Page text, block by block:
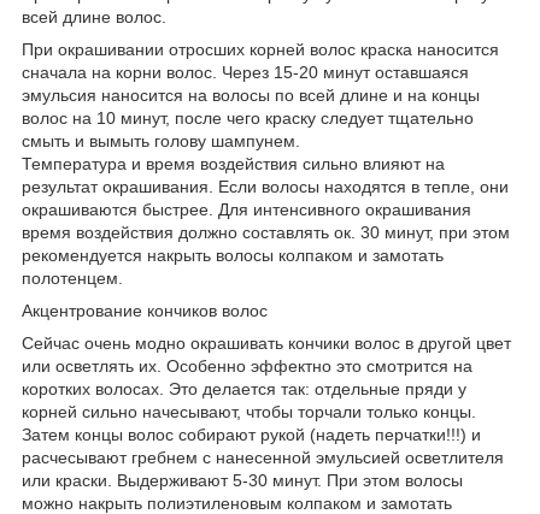
всей длине волос.
При окрашивании отросших корней волос краска наносится
сначала на корни волос. Через 15-20 минут оставшаяся
эмульсия наносится на волосы по всей длине и на концы
волос на 10 минут, после чего краску следует тщательно
смыть и вымыть голову шампунем.
Температура и время воздействия сильно влияют на
результат окрашивания. Если волосы находятся в тепле, они
окрашиваются быстрее. Для интенсивного окрашивания
время воздействия должно составлять ок. 30 минут, при этом
рекомендуется накрыть волосы колпаком и замотать
полотенцем.
Акцентрование кончиков волос
Сейчас очень модно окрашивать кончики волос в другой цвет
или осветлять их. Особенно эффектно это смотрится на
коротких волосах. Это делается так: отдельные пряди у
корней сильно начесывают, чтобы торчали только концы.
Затем концы волос собирают рукой (надеть перчатки!!!) и
расчесывают гребнем с нанесенной эмульсией осветлителя
или краски. Выдерживают 5-30 минут. При этом волосы
можно накрыть полиэтиленовым колпаком и замотать